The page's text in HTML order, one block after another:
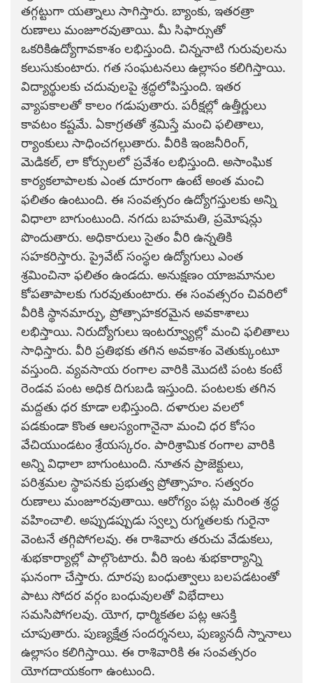
తగ్గట్టుగా యత్నాలు సాగిస్తారు. బ్యాంకు, ఇతరత్రా
రుణాలు మంజూరవుతాయి. మీ సిఫార్సుతో
ఒకరికిఉద్యోగావకాశం లభిస్తుంది. చిన్ననాటి గురువులను
కలుసుకుంటారు. గత సంఘటనలు ఉల్లాసం కలిగిస్తాయి.
విద్యార్థులకు చదువులపై శ్రద్ధలోపిస్తుంది. ఇతర
వ్యాపకాలతో కాలం గడుపుతారు. పరీక్షల్లో ఉత్తీర్ణులు
కావటం కష్టమే. ఏకాగ్రతతో శ్రమిస్తే మంచి ఫలితాలు,
ర్యాంకులు సాధించగల్గుతారు. వీరికి ఇంజనీరింగ్,
మెడికల్, లా కోర్సులలో ప్రవేశం లభిస్తుంది. అసాంఘిక
కార్యకలాపాలకు ఎంత దూరంగా ఉంటే అంత మంచి
ఫలితం ఉంటుంది. ఈ సంవత్సరం ఉద్యోగస్తులకు అన్ని
విధాలా బాగుంటుంది. నగదు బహమతి, ప్రమోషన్లు
పొందుతారు. అధికారులు సైతం వీరి ఉన్నతికి
సహకరిస్తారు. ప్రైవేట్ సంస్థల ఉద్యోగులు ఎంత
శ్రమించినా ఫలితం ఉండదు. అనుక్షణం యాజమానుల
కోపతాపాలకు గురవుతుంటారు. ఈ సంవత్సరం చివరిలో
వీరికి స్థానమార్పు, ప్రోత్సాహకరమైన అవకాశాలు
లభిస్తాయి. నిరుద్యోగులు ఇంటర్వ్యూల్లో మంచి ఫలితాలు
సాధిస్తారు. వీరి ప్రతిభకు తగిన అవకాశం వెతుక్కుంటూ
వస్తుంది. వ్యవసాయ రంగాల వారికి మొదటి పంట కంటే
రెండవ పంట అధిక దిగుబడి ఇస్తుంది. పంటలకు తగిన
మద్దతు ధర కూడా లభిస్తుంది. దళారుల వలలో
పడకుండా కొంత ఆలస్యంగానైనా మంచి ధర కోసం
వేచియుండటం శ్రేయస్కరం. పారిశ్రామిక రంగాల వారికి
అన్ని విధాలా బాగుంటుంది. నూతన ప్రాజెక్టులు,
పరిశ్రమల స్థాపనకు ప్రభుత్వ ప్రోత్సాహం. సత్వరం
రుణాలు మంజూరవుతాయి. ఆరోగ్యం పట్ల మరింత శ్రద్ధ
వహించాలి. అప్పుడప్పుడు స్వల్ప రుగ్మతలకు గురైనా
వెంటనే తగ్గిపోగలవు. ఈ రాశివారు తరుచు వేడుకలు,
శుభకార్యాల్లో పాల్గొంటారు. వీరి ఇంట శుభకార్యాన్ని
ఘనంగా చేస్తారు. దూరపు బంధుత్వాలు బలపడటంతో
పాటు సోదర వర్గం బంధువులతో విభేదాలు
సమసిపోగలవు. యోగ, ధార్మికతల పట్ల ఆసక్తి
చూపుతారు. పుణ్యక్షేత్ర సందర్శనలు, పుణ్యనదీ స్నానాలు
ఉల్లాసం కలిగిస్తాయి. ఈ రాశివారికి ఈ సంవత్సరం
యోగదాయకంగా ఉంటుంది.